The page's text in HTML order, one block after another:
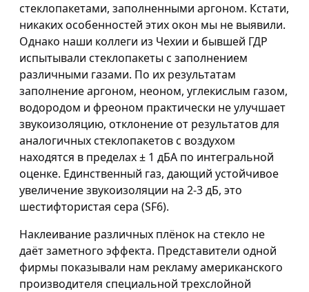
стеклопакетами, заполненными аргоном. Кстати,
никаких особенностей этих окон мы не выявили.
Однако наши коллеги из Чехии и бывшей ГДР
испытывали стеклопакеты с заполнением
различными газами. По их результатам
заполнение аргоном, неоном, углекислым газом,
водородом и фреоном практически не улучшает
звукоизоляцию, отклонение от результатов для
аналогичных стеклопакетов с воздухом
находятся в пределах ± 1 дБА по интегральной
оценке. Единственный газ, дающий устойчивое
увеличение звукоизоляции на 2-3 дБ, это
шестифтористая сера (SF6).
Наклеивание различных плёнок на стекло не
даёт заметного эффекта. Представители одной
фирмы показывали нам рекламу американского
производителя специальной трехслойной